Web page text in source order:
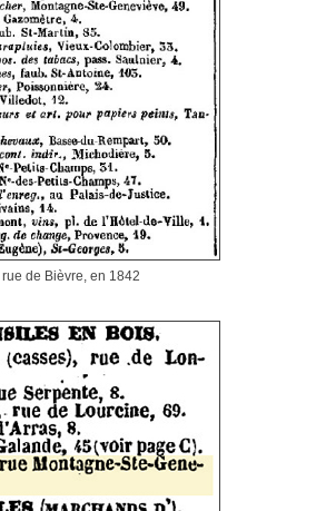
rue de Bièvre, en 1842